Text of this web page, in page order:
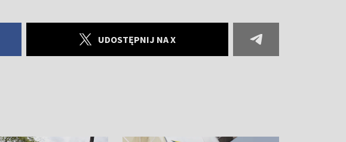
UDOSTĘPNIJ NA X